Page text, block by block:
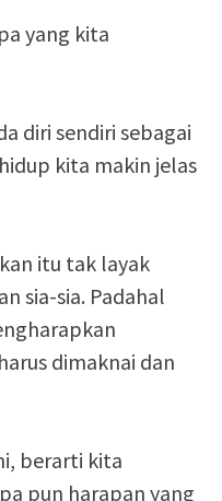
yang kita
diri sendiri sebagai
kita makin jelas
itu tak layak
sia-sia. Padahal
dimaknai dan
berarti kita
pun harapan yang